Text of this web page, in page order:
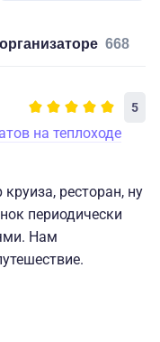
организаторе 668
5
на теплоходе
ресторан, ну
периодически
Нам